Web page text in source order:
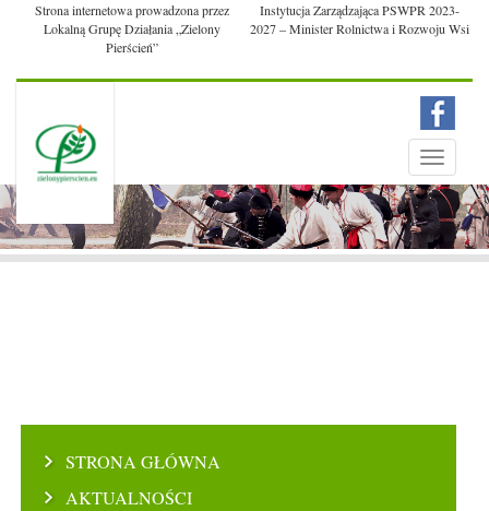
Strona internetowa prowadzona przez
Lokalną Grupę Działania „Zielony
Pierścień”
Instytucja Zarządzająca PSWPR 2023-
2027 – Minister Rolnictwa i Rozwoju Wsi
Toggle
Menu
STRONA GŁÓWNA
AKTUALNOŚCI